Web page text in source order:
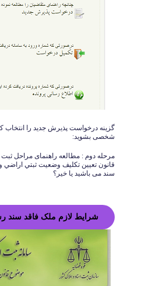
گزینه درخواست پذیرش جدید را انتخاب
شخصی بشوید:
مرحله دوم : مطالعه راهنمای مراحل
سند می باشید یا خیر؟
شرایط لازم ملک فاقد سند